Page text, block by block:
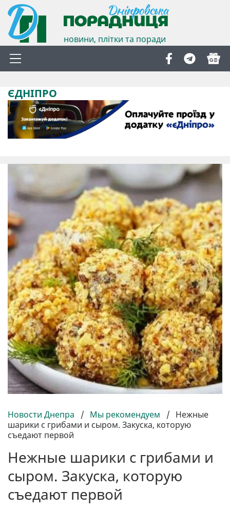
новини, плітки та поради
ЄДНІПРО
Новости Днепра / Мы рекомендуем / Нежные
шарики с грибами и сыром. Закуска, которую
съедают первой
Нежные шарики с грибами и
сыром. Закуска, которую
съедают первой